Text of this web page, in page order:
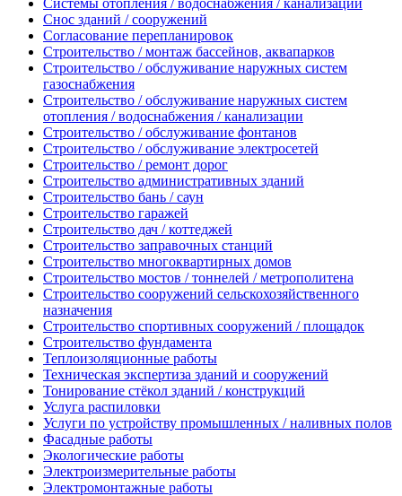
Системы отопления / водоснабжения / канализации
Снос зданий / сооружений
Согласование перепланировок
Строительство / монтаж бассейнов, аквапарков
Строительство / обслуживание наружных систем
газоснабжения
Строительство / обслуживание наружных систем
отопления / водоснабжения / канализации
Строительство / обслуживание фонтанов
Строительство / обслуживание электросетей
Строительство / ремонт дорог
Строительство административных зданий
Строительство бань / саун
Строительство гаражей
Строительство дач / коттеджей
Строительство заправочных станций
Строительство многоквартирных домов
Строительство мостов / тоннелей / метрополитена
Строительство сооружений сельскохозяйственного
назначения
Строительство спортивных сооружений / площадок
Строительство фундамента
Теплоизоляционные работы
Техническая экспертиза зданий и сооружений
Тонирование стёкол зданий / конструкций
Услуга распиловки
Услуги по устройству промышленных / наливных полов
Фасадные работы
Экологические работы
Электроизмерительные работы
Электромонтажные работы